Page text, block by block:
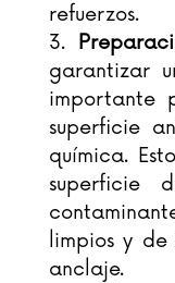
refuerzos.
garantizar
importante
superficie
química.
superficie
limpios y
anclaje.